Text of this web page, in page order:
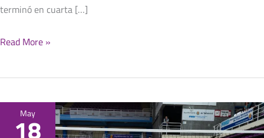
terminó en cuarta […]
Read More »
May
18